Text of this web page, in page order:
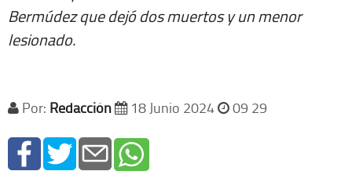
Bermúdez que dejó dos muertos y un menor
lesionado.
Por: Redacción 18 Junio 2024 09 29